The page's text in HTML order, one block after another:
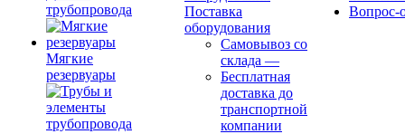
трубопровода
Мягкие
резервуары
Поставка
оборудования
Самовывоз со
склада —
Бесплатная
доставка до
транспортной
компании
Вопрос-